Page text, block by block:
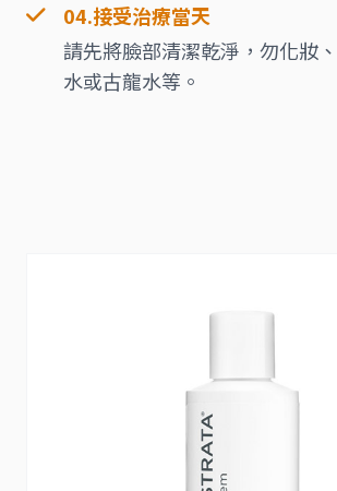
04.接受治療當天
請先將臉部清潔乾淨，勿化妝
水或古龍水等。